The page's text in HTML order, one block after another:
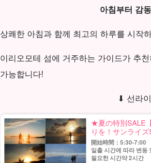
아침부터 감
상쾌한 아침과 함께 최고의 하루를 시작
이리오모테 섬에 거주하는 가이드가 추
가능합니다!
⬇︎ 선라
★夏の特別SALE
りを！サンライ
開始時間：5:30-7:00
일출 시간에 따라 변동
필요한 시간약 2시간